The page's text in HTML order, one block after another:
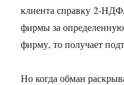
клиента справку 2-
фирмы за
фирму, то получает
Но когда обман